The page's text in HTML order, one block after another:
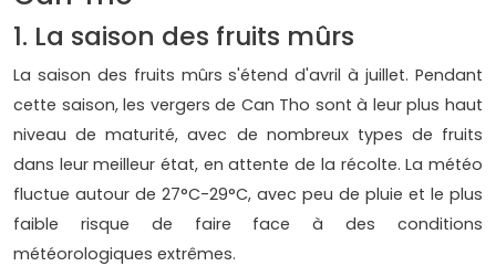
1. La saison des fruits mûrs
La saison des fruits mûrs s'étend d'avril à juillet. Pendant
cette saison, les vergers de Can Tho sont à leur plus haut
niveau de maturité, avec de nombreux types de fruits
dans leur meilleur état, en attente de la récolte. La météo
fluctue autour de 27°C-29°C, avec peu de pluie et le plus
faible risque de faire face à des conditions
météorologiques extrêmes.